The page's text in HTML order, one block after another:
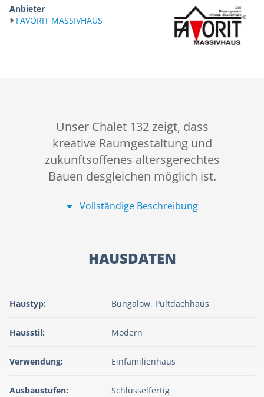
Anbieter
FAVORIT MASSIVHAUS
Unser Chalet 132 zeigt, dass
kreative Raumgestaltung und
zukunftsoffenes altersgerechtes
Bauen desgleichen möglich ist.
Vollständige Beschreibung
HAUSDATEN
Haustyp: Bungalow, Pultdachhaus
Hausstil: Modern
Verwendung: Einfamilienhaus
Ausbaustufen: Schlüsselfertig